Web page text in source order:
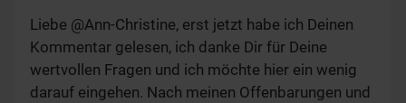
Liebe @Ann-Christine, erst jetzt habe ich Deinen
Kommentar gelesen, ich danke Dir für Deine
wertvollen Fragen und ich möchte hier ein wenig
darauf eingehen. Nach meinen Offenbarungen und